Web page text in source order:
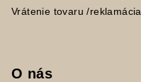
Vrátenie tovaru /reklamácia
O nás